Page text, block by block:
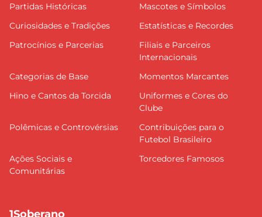
Partidas Históricas
Mascotes e Símbolos
Curiosidades e Tradições
Estatísticas e Recordes
Patrocínios e Parcerias
Filiais e Parceiros
Internacionais
Categorias de Base
Momentos Marcantes
Hino e Cantos da Torcida
Uniformes e Cores do
Clube
Polêmicas e Controvérsias
Contribuições para o
Futebol Brasileiro
Ações Sociais e
Comunitárias
Torcedores Famosos
1Soberano